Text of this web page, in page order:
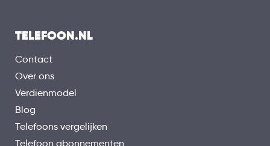
TELEFOON.NL
Contact
Over ons
Verdienmodel
Blog
Telefoons vergelijken
Telefoon abonnementen